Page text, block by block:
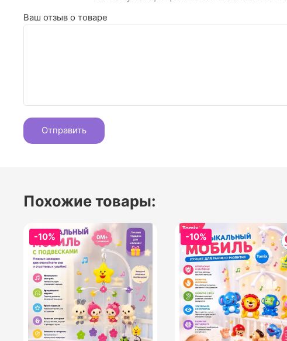
Ваш отзыв о товаре
Похожие товары:
-10% -10%